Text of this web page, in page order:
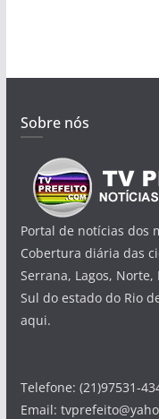
Sobre nós
Portal de notícias dos
Cobertura diária das
Serrana, Lagos,
Sul do estado do Rio
aqui.
Telefone: (21)97531-
Email: